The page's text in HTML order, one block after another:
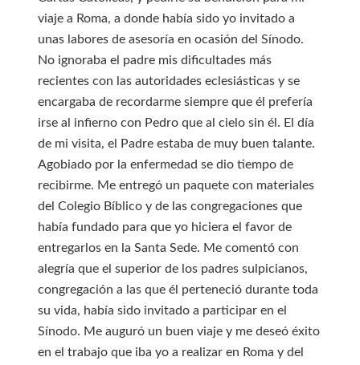
viaje a Roma, a donde había sido yo invitado a
unas labores de asesoría en ocasión del Sínodo.
No ignoraba el padre mis dificultades más
recientes con las autoridades eclesiásticas y se
encargaba de recordarme siempre que él prefería
irse al infierno con Pedro que al cielo sin él. El día
de mi visita, el Padre estaba de muy buen talante.
Agobiado por la enfermedad se dio tiempo de
recibirme. Me entregó un paquete con materiales
del Colegio Bíblico y de las congregaciones que
había fundado para que yo hiciera el favor de
entregarlos en la Santa Sede. Me comentó con
alegría que el superior de los padres sulpicianos,
congregación a las que él perteneció durante toda
su vida, había sido invitado a participar en el
Sínodo. Me auguró un buen viaje y me deseó éxito
en el trabajo que iba yo a realizar en Roma y del